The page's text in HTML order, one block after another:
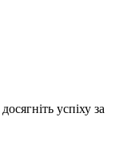
успіху за